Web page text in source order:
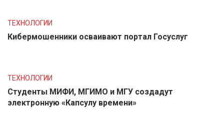
ТЕХНОЛОГИИ
Кибермошенники осваивают портал Госуслуг
ТЕХНОЛОГИИ
Студенты МИФИ, МГИМО и МГУ создадут
электронную «Капсулу времени»